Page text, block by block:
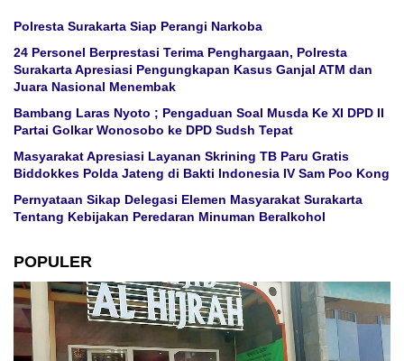
Polresta Surakarta Siap Perangi Narkoba
24 Personel Berprestasi Terima Penghargaan, Polresta
Surakarta Apresiasi Pengungkapan Kasus Ganjal ATM dan
Juara Nasional Menembak
Bambang Laras Nyoto ; Pengaduan Soal Musda Ke XI DPD II
Partai Golkar Wonosobo ke DPD Sudsh Tepat
Masyarakat Apresiasi Layanan Skrining TB Paru Gratis
Biddokkes Polda Jateng di Bakti Indonesia IV Sam Poo Kong
Pernyataan Sikap Delegasi Elemen Masyarakat Surakarta
Tentang Kebijakan Peredaran Minuman Beralkohol
POPULER